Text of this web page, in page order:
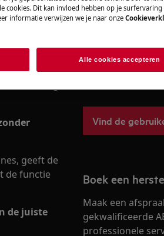
geeft de
de functie
de juiste
Vind je
Los problemen
Vind de
Boek een
Maak een
gekwalificeerde
professionele
cookies. Dit kan invloed hebben op je
informatie verwijzen we je naar onze
Alle cookies accepteren